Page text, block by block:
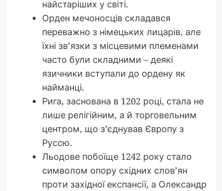
найстаріших у світі.
Орден мечоносців складався
переважно з німецьких лицарів, але
їхні зв’язки з місцевими племенами
часто були складними – деякі
язичники вступали до ордену як
найманці.
Рига, заснована в 1202 році, стала не
лише релігійним, а й торговельним
центром, що з’єднував Європу з
Руссю.
Льодове побоїще 1242 року стало
символом опору східних слов’ян
проти західної експансії, а Олександр